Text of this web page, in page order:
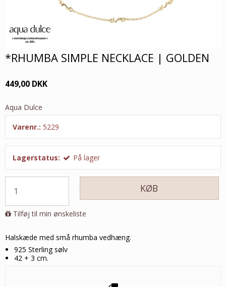
*RHUMBA SIMPLE NECKLACE | GOLDEN
449,00 DKK
Aqua Dulce
Varenr.: 5229
Lagerstatus: På lager
KØB
Tilføj til min ønskeliste
Halskæde med små rhumba vedhæng.
925 Sterling sølv
42 + 3 cm.